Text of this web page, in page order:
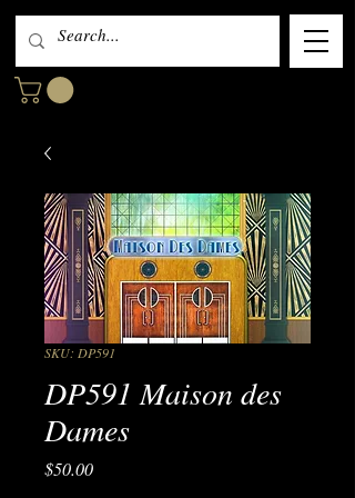
SKU: DP591
DP591 Maison des
Dames
$50.00Price